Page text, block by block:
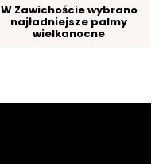
W Zawichoście wybrano
najładniejsze palmy
wielkanocne